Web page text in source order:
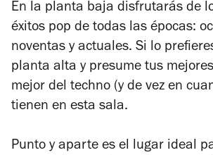
En la planta baja disfrutarás de
éxitos pop de todas las épocas:
noventas y actuales. Si lo
planta alta y presume tus
mejor del techno (y de vez en
tienen en esta sala.
Punto y aparte es el lugar ideal